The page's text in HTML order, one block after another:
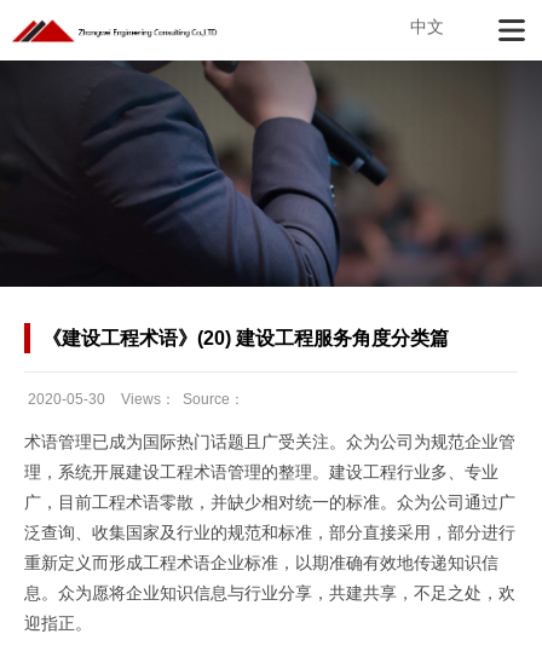
中文
《建设工程术语》(20) 建设工程服务角度分类篇
2020-05-30 Views： Source：
术语管理已成为国际热门话题且广受关注。众为公司为规范企业管
理，系统开展建设工程术语管理的整理。建设工程行业多、专业
广，目前工程术语零散，并缺少相对统一的标准。众为公司通过广
泛查询、收集国家及行业的规范和标准，部分直接采用，部分进行
重新定义而形成工程术语企业标准，以期准确有效地传递知识信
息。众为愿将企业知识信息与行业分享，共建共享，不足之处，欢
迎指正。